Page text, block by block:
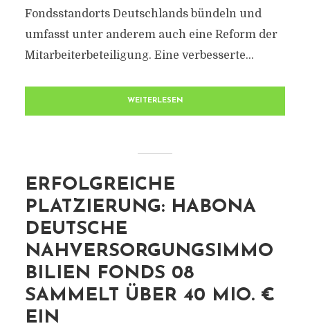
Fondsstandorts Deutschlands bündeln und
umfasst unter anderem auch eine Reform der
Mitarbeiterbeteiligung. Eine verbesserte...
WEITERLESEN
ERFOLGREICHE
PLATZIERUNG: HABONA
DEUTSCHE
NAHVERSORGUNGSIMMO
BILIEN FONDS 08
SAMMELT ÜBER 40 MIO. €
EIN